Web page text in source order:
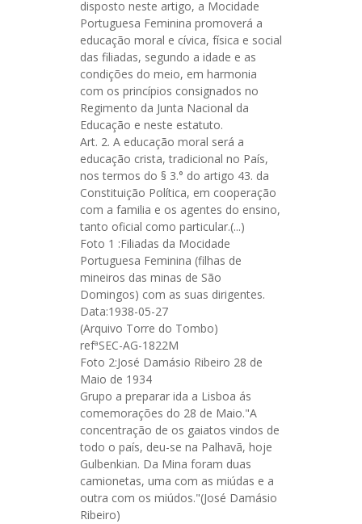
disposto neste artigo, a Mocidade
Portuguesa Feminina promoverá a
educação moral e cívica, física e social
das filiadas, segundo a idade e as
condições do meio, em harmonia
com os princípios consignados no
Regimento da Junta Nacional da
Educação e neste estatuto.
Art. 2. A educação moral será a
educação crista, tradicional no País,
nos termos do § 3.° do artigo 43. da
Constituição Política, em cooperação
com a familia e os agentes do ensino,
tanto oficial como particular.(...)
Foto 1 :Filiadas da Mocidade
Portuguesa Feminina (filhas de
mineiros das minas de São
Domingos) com as suas dirigentes.
Data:1938-05-27
(Arquivo Torre do Tombo)
refªSEC-AG-1822M
Foto 2:José Damásio Ribeiro 28 de
Maio de 1934
Grupo a preparar ida a Lisboa ás
comemorações do 28 de Maio."A
concentração de os gaiatos vindos de
todo o país, deu-se na Palhavã, hoje
Gulbenkian. Da Mina foram duas
camionetas, uma com as miúdas e a
outra com os miúdos."(José Damásio
Ribeiro)